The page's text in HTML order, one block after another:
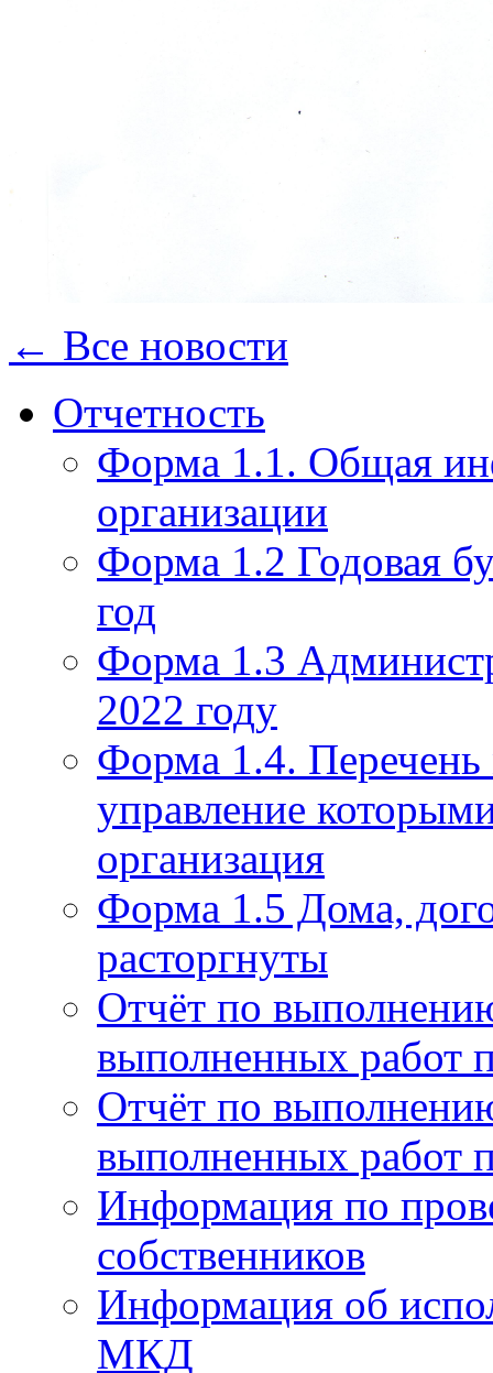
← Все новости
Отчетность
Форма 1.1. Общая
организации
Форма 1.2 Годовая
год
Форма 1.3
2022 году
Форма 1.4.
управление
организация
Форма 1.5 Дома,
расторгнуты
Отчёт по
выполненных работ
Отчёт по
выполненных работ
Информация по
собственников
Информация об
МКД